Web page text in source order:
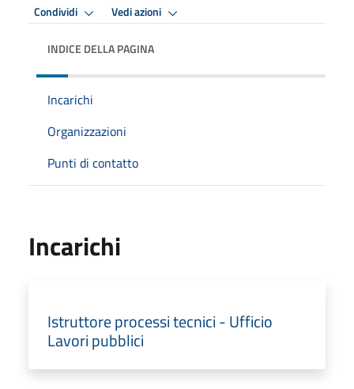
Condividi Vedi azioni
INDICE DELLA PAGINA
Incarichi
Organizzazioni
Punti di contatto
Incarichi
Istruttore processi tecnici - Ufficio
Lavori pubblici